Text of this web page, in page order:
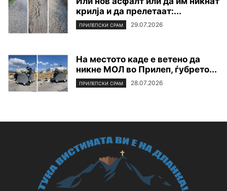
крилја и да прелетаат:...
ПРИЛЕПСКИ СРАМ 29.07.2026
На местото каде е ветено да
никне МОЛ во Прилеп, ѓубрето...
ПРИЛЕПСКИ СРАМ 28.07.2026